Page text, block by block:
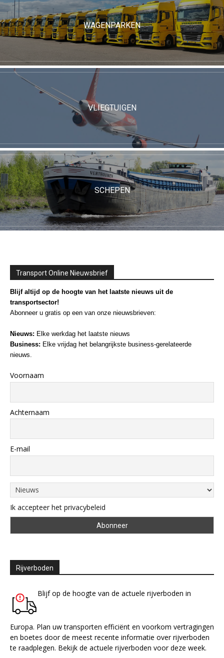
WAGENPARKEN
VLIEGTUIGEN
SCHEPEN
Transport Online Nieuwsbrief
Blijf altijd op de hoogte van het laatste nieuws uit de
transportsector!
Abonneer u gratis op een van onze nieuwsbrieven:
Nieuws: Elke werkdag het laatste nieuws
Business: Elke vrijdag het belangrijkste business-gerelateerde
nieuws.
Voornaam
Achternaam
E-mail
Ik accepteer het privacybeleid
Rijverboden
Blijf op de hoogte van de actuele rijverboden in
Europa. Plan uw transporten efficiënt en voorkom vertragingen
en boetes door de meest recente informatie over rijverboden
te raadplegen. Bekijk de actuele rijverboden voor deze week.